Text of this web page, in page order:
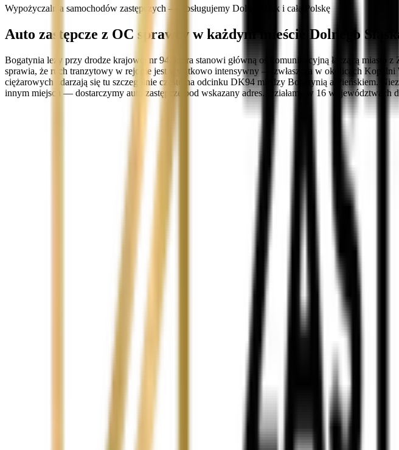
Wypożyczalnia samochodów zastępczych — obsługujemy Dolny Śląsk i całą Polskę
Auto zastępcze z OC sprawcy w każdym mieście Dolnego
Bogatynia leży przy drodze krajowej nr 94, która stanowi główną oś komunikacyjną łączącą miasto
sprawia, że ruch tranzytowy w rejonie jest wyjątkowo intensywny — zwłaszcza w okolicach
ciężarowych zdarzają się tu szczególnie często na odcinku DK94 między Bogatynią a Pieńskiem.
innym miejscu — dostarczymy auto zastępcze pod wskazany adres. Działamy w 16 województwach